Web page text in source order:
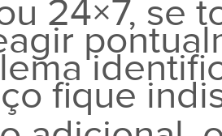
24×7, se
fique